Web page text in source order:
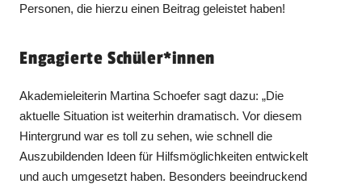
Personen, die hierzu einen Beitrag geleistet haben!
Engagierte Schüler*innen
Akademieleiterin Martina Schoefer sagt dazu: „Die
aktuelle Situation ist weiterhin dramatisch. Vor diesem
Hintergrund war es toll zu sehen, wie schnell die
Auszubildenden Ideen für Hilfsmöglichkeiten entwickelt
und auch umgesetzt haben. Besonders beeindruckend